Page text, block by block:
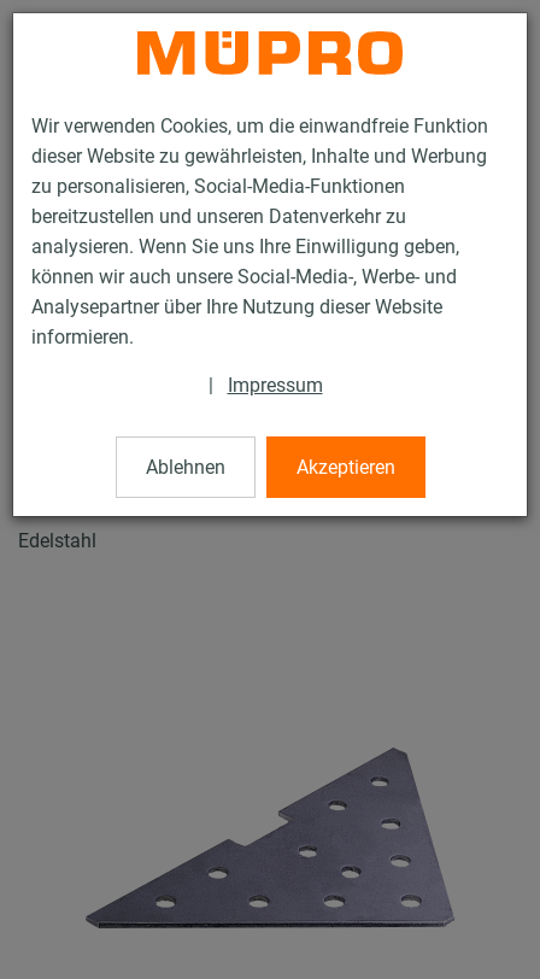
Wir verwenden Cookies, um die einwandfreie Funktion
dieser Website zu gewährleisten, Inhalte und Werbung
zu personalisieren, Social-Media-Funktionen
bereitzustellen und unseren Datenverkehr zu
analysieren. Wenn Sie uns Ihre Einwilligung geben,
können wir auch unsere Social-Media-, Werbe- und
Analysepartner über Ihre Nutzung dieser Website
informieren.
| Impressum
Ablehnen Akzeptieren
Kontakt
Produkte Befestigungstechnik
Lüftungsbefestigung
Installationsschienen für die Lüftungsbefestigung
MPC-Systemschienen (leichter bis mittlerer Lastbereich)
Stützwinkel
Stützwinkel
Edelstahl